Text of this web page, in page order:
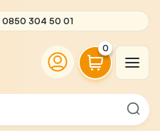
0850 304 50 01
0